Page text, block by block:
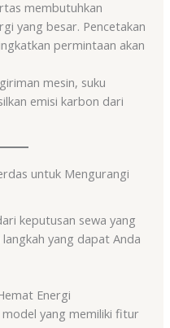
membutuhkan
yang besar. Pencetakan
permintaan akan
mesin, suku
emisi karbon dari
untuk Mengurangi
keputusan sewa yang
yang dapat Anda
Energi
yang memiliki fitur